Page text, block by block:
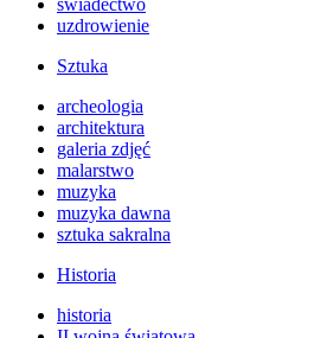
świadectwo
uzdrowienie
Sztuka
archeologia
architektura
galeria zdjęć
malarstwo
muzyka
muzyka dawna
sztuka sakralna
Historia
historia